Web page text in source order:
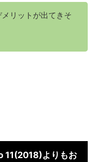
リットが出てきそ
11(2018)よりもお